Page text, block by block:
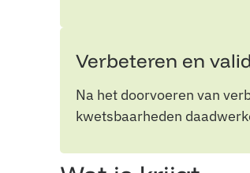
Verbeteren en
Na het doorvoeren van
kwetsbaarheden